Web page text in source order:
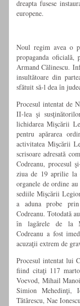
dreapta fusese
europene.
Noul regim avea o
propaganda
Armand Călinescu.
insultătoare din
sfătuit să-l dea în
Procesul intentat de
II-lea şi
lichidarea Mişcării
pentru apărarea
activitatea Mişcării
scrisoare adresată
Codreanu, pro­cesul
ziua de 19 aprilie la
organele de ordine
sediile Mişcării
a aduna probe
Codreanu. Totodată
în lagărele de la
Codreanu a fost
acuzaţii extrem de
Procesul intentat lui
fiind citaţi 117
Voevod, Mihail
Simion Mehedinţi,
Tătărescu, Nae